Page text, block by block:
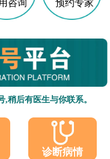
咨询 预约专家
稍后有医生与你联系。
诊断病情